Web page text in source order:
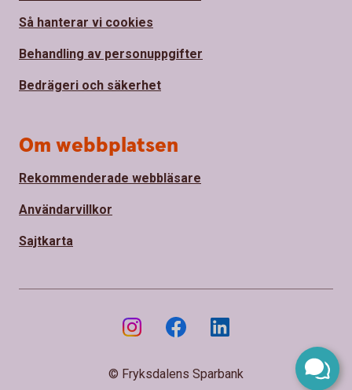
Så hanterar vi cookies
Behandling av personuppgifter
Bedrägeri och säkerhet
Om webbplatsen
Rekommenderade webbläsare
Användarvillkor
Sajtkarta
© Fryksdalens Sparbank